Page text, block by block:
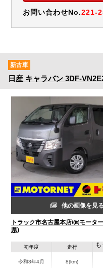
お問い合わせNo.221-
新古車
日産 キャラバン 3DF-
他の画像を見る
トラック市名古屋本店/㈱モータ
県)
初年度
令和8年4月
走行
8(km)